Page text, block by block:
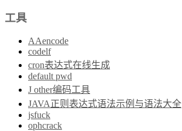
工具
AAencode
codelf
cron表达式在线生成
default pwd
J other编码工具
JAVA正则表达式语法示例与语法大全
jsfuck
ophcrack